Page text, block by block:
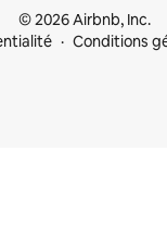
© 2026 Airbnb, Inc.
Conditions